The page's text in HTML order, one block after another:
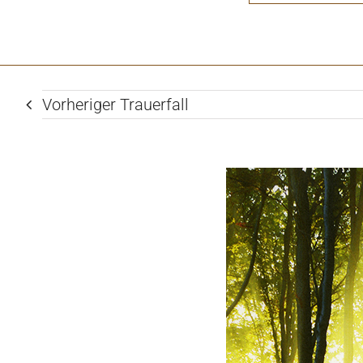
Vorheriger Trauerfall